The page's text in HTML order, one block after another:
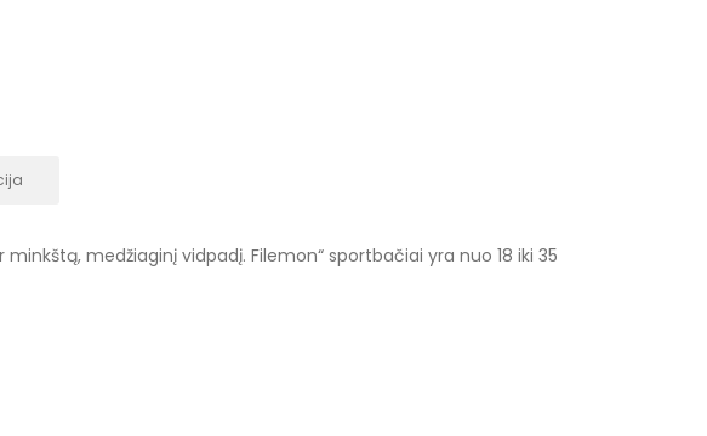
medžiaginį vidpadį. Filemon“ sportbačiai yra nuo 18 iki 35